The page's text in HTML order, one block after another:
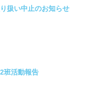
扱い中止のお知らせ
班活動報告